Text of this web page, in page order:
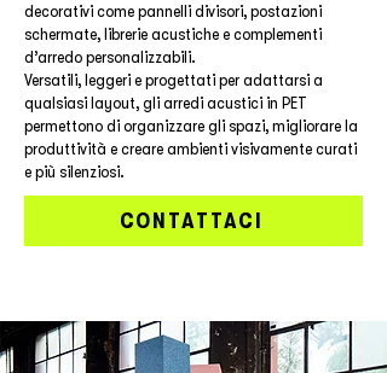
decorativi come pannelli divisori, postazioni
schermate, librerie acustiche e complementi
d’arredo personalizzabili.
Versatili, leggeri e progettati per adattarsi a
qualsiasi layout, gli arredi acustici in PET
permettono di organizzare gli spazi, migliorare la
produttività e creare ambienti visivamente curati
e più silenziosi.
CONTATTACI